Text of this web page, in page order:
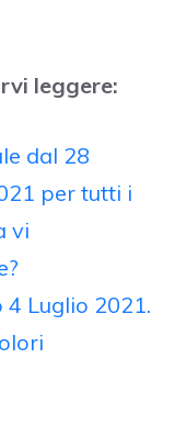
leggere:
dal 28
per tutti i
vi
Luglio 2021.